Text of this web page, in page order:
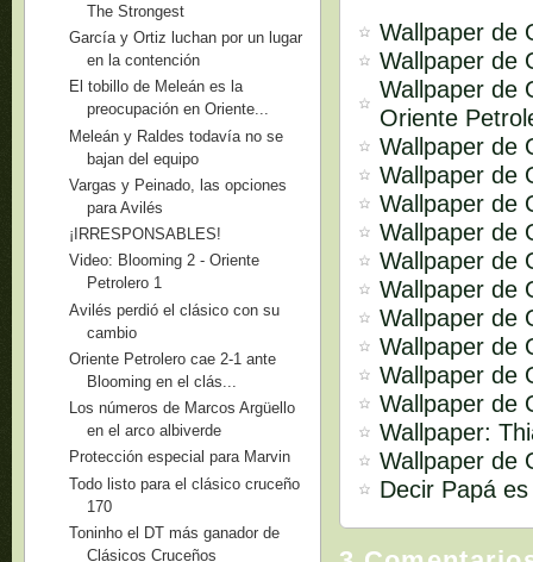
Wallpaper de
Wallpaper de
Wallpaper de
Oriente
Wallpaper de
Wallpaper de
Wallpaper de
Wallpaper de
Wallpaper de
Wallpaper de
Wallpaper de
Wallpaper de
Wallpaper de
Wallpaper de
Wallpaper:
Wallpaper de
Decir Papá
The Strongest
García y Ortiz luchan por un lugar
en la contención
El tobillo de Meleán es la
preocupación en Oriente...
Meleán y Raldes todavía no se
bajan del equipo
Vargas y Peinado, las opciones
para Avilés
¡IRRESPONSABLES!
Video: Blooming 2 - Oriente
Petrolero 1
Avilés perdió el clásico con su
cambio
Oriente Petrolero cae 2-1 ante
Blooming en el clás...
Los números de Marcos Argüello
en el arco albiverde
Protección especial para Marvin
Todo listo para el clásico cruceño
170
Toninho el DT más ganador de
Clásicos Cruceños